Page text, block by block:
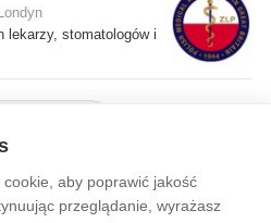
aby poprawić jakość
przeglądanie, wyrażasz
lekarzy, stomatologów i
Regulamin Prywatność